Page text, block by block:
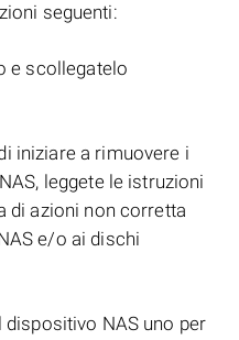
seguenti:
e scollegatelo
iniziare a rimuovere i
leggete le istruzioni
di azioni non corretta
e/o ai dischi
NAS uno per